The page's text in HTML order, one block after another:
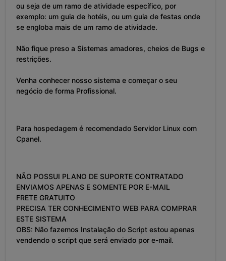
ou seja de um ramo de atividade específico, por
exemplo: um guia de hotéis, ou um guia de festas onde
se engloba mais de um ramo de atividade.
Não fique preso a Sistemas amadores, cheios de Bugs e
restrições.
Venha conhecer nosso sistema e começar o seu
negócio de forma Profissional.
Para hospedagem é recomendado Servidor Linux com
Cpanel.
NÃO POSSUI PLANO DE SUPORTE CONTRATADO
ENVIAMOS APENAS E SOMENTE POR E-MAIL
FRETE GRATUITO
PRECISA TER CONHECIMENTO WEB PARA COMPRAR
ESTE SISTEMA
OBS: Não fazemos Instalação do Script estou apenas
vendendo o script que será enviado por e-mail.